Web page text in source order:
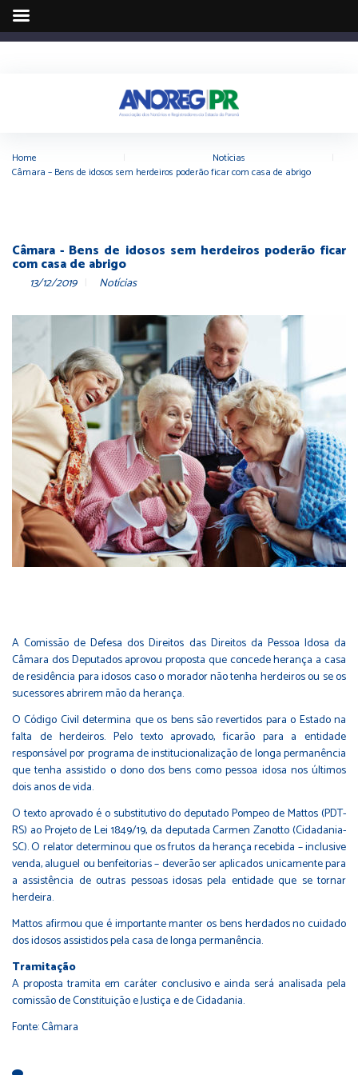
Home Notícias
Câmara – Bens de idosos sem herdeiros poderão ficar com casa de abrigo
Câmara - Bens de idosos sem herdeiros poderão ficar
com casa de abrigo
13/12/2019 Notícias
A Comissão de Defesa dos Direitos das Direitos da Pessoa Idosa da
Câmara dos Deputados aprovou proposta que concede herança a casa
de residência para idosos caso o morador não tenha herdeiros ou se os
sucessores abrirem mão da herança.
OCódigo Civil determina que os bens são revertidos para o Estado na
falta de herdeiros. Pelo texto aprovado, ficarão para a entidade
responsável por programa de institucionalização de longa permanência
que tenha assistido o dono dos bens como pessoa idosa nos últimos
dois anos de vida.
O texto aprovado é o substitutivo do deputadoPompeo de Mattos (PDT-
RS) ao Projeto de Lei 1849/19, da deputadaCarmen Zanotto (Cidadania-
SC). O relator determinou que os frutos da herança recebida – inclusive
venda, aluguel ou benfeitorias – deverão ser aplicados unicamente para
a assistência de outras pessoas idosas pela entidade que se tornar
herdeira.
Mattos afirmou que é importante manter os bens herdados no cuidado
dos idosos assistidos pela casa de longa permanência.
Tramitação
A proposta tramita em caráter conclusivo e ainda será analisada pela
comissão de Constituição e Justiça e de Cidadania.
Fonte: Câmara